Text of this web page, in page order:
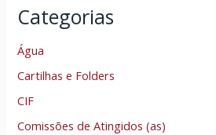
Categorias
Água
Cartilhas e Folders
CIF
Comissões de Atingidos (as)